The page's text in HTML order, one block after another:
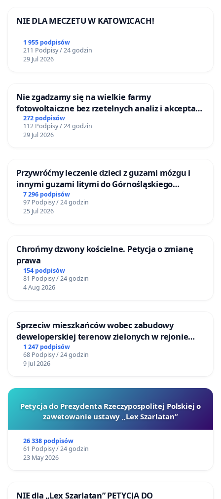
NIE DLA MECZETU W KATOWICACH!
1 955 podpisów
211 Podpisy / 24 godzin
29 Jul 2026
Nie zgadzamy się na wielkie farmy
fotowoltaiczne bez rzetelnych analiz i akceptacji
mieszkańców
272 podpisów
112 Podpisy / 24 godzin
29 Jul 2026
Przywróćmy leczenie dzieci z guzami mózgu i
innymi guzami litymi do Górnośląskiego
Centrum Zdrowia Dziecka w Katowicach
7 296 podpisów
97 Podpisy / 24 godzin
25 Jul 2026
Chrońmy dzwony kościelne. Petycja o zmianę
prawa
154 podpisów
81 Podpisy / 24 godzin
4 Aug 2026
Sprzeciw mieszkańców wobec zabudowy
deweloperskiej terenow zielonych w rejonie
Bulwarów Straceńskich w Bielsku-Białej
1 247 podpisów
68 Podpisy / 24 godzin
9 Jul 2026
Petycja do Prezydenta Rzeczypospolitej Polskiej o
zawetowanie ustawy „Lex Szarlatan”
26 338 podpisów
61 Podpisy / 24 godzin
23 May 2026
NIE dla „Lex Szarlatan” PETYCJA DO